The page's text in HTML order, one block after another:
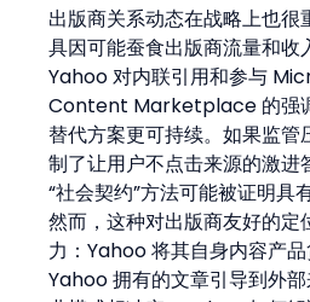
出版商关系动态在战略上也很
具因可能蚕食出版商流量和收
Yahoo 对内联引用和参与
Content Marketplace 的强
替代方案更可持续。如果监管
制了让用户不点击来源的激
“社会契约”方法可能被证明具
然而，这种对出版商友好的定
力：Yahoo 将其自身内容产
Yahoo 拥有的文章引导到外